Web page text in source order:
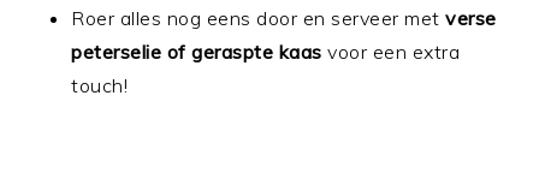
Roer alles nog eens door en serveer metverse
peterselie of geraspte kaas voor een extra
touch!